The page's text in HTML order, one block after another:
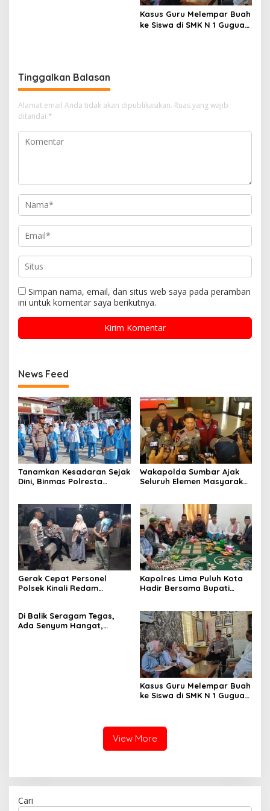
Kasus Guru Melempar Buah
ke Siswa di SMK N 1 Guguak
Tinggalkan Balasan
Alamat email Anda tidak akan dipublikasikan. Ruas yang wajib
ditandai *
Simpan nama, email, dan situs web saya pada peramban
ini untuk komentar saya berikutnya.
News Feed
Tanamkan Kesadaran Sejak
Dini, Binmas Polresta
Bukittinggi
Wakapolda Sumbar Ajak
Seluruh Elemen Masyarakat
Gerak Cepat Personel
Polsek Kinali Redam
Labuah Pasaman Barat
Kapolres Lima Puluh Kota
Hadir Bersama Bupati
Syekh H. Mahmud Abdullah
Di Balik Seragam Tegas,
Ada Senyum Hangat,
Kasus Guru Melempar Buah
ke Siswa di SMK N 1 Guguak
View More
Cari